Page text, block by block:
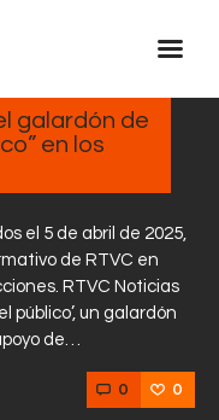
galardón de
en los
el 5 de abril de 2025,
de RTVC en
RTVC Noticias
público’, un galardón
de…
0 0